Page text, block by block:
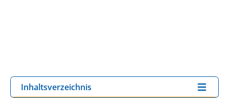
Inhaltsverzeichnis